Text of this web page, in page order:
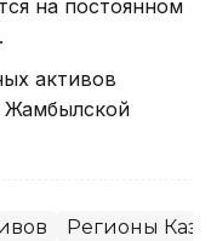
на постоянном
активов
Жамбылской
Регионы